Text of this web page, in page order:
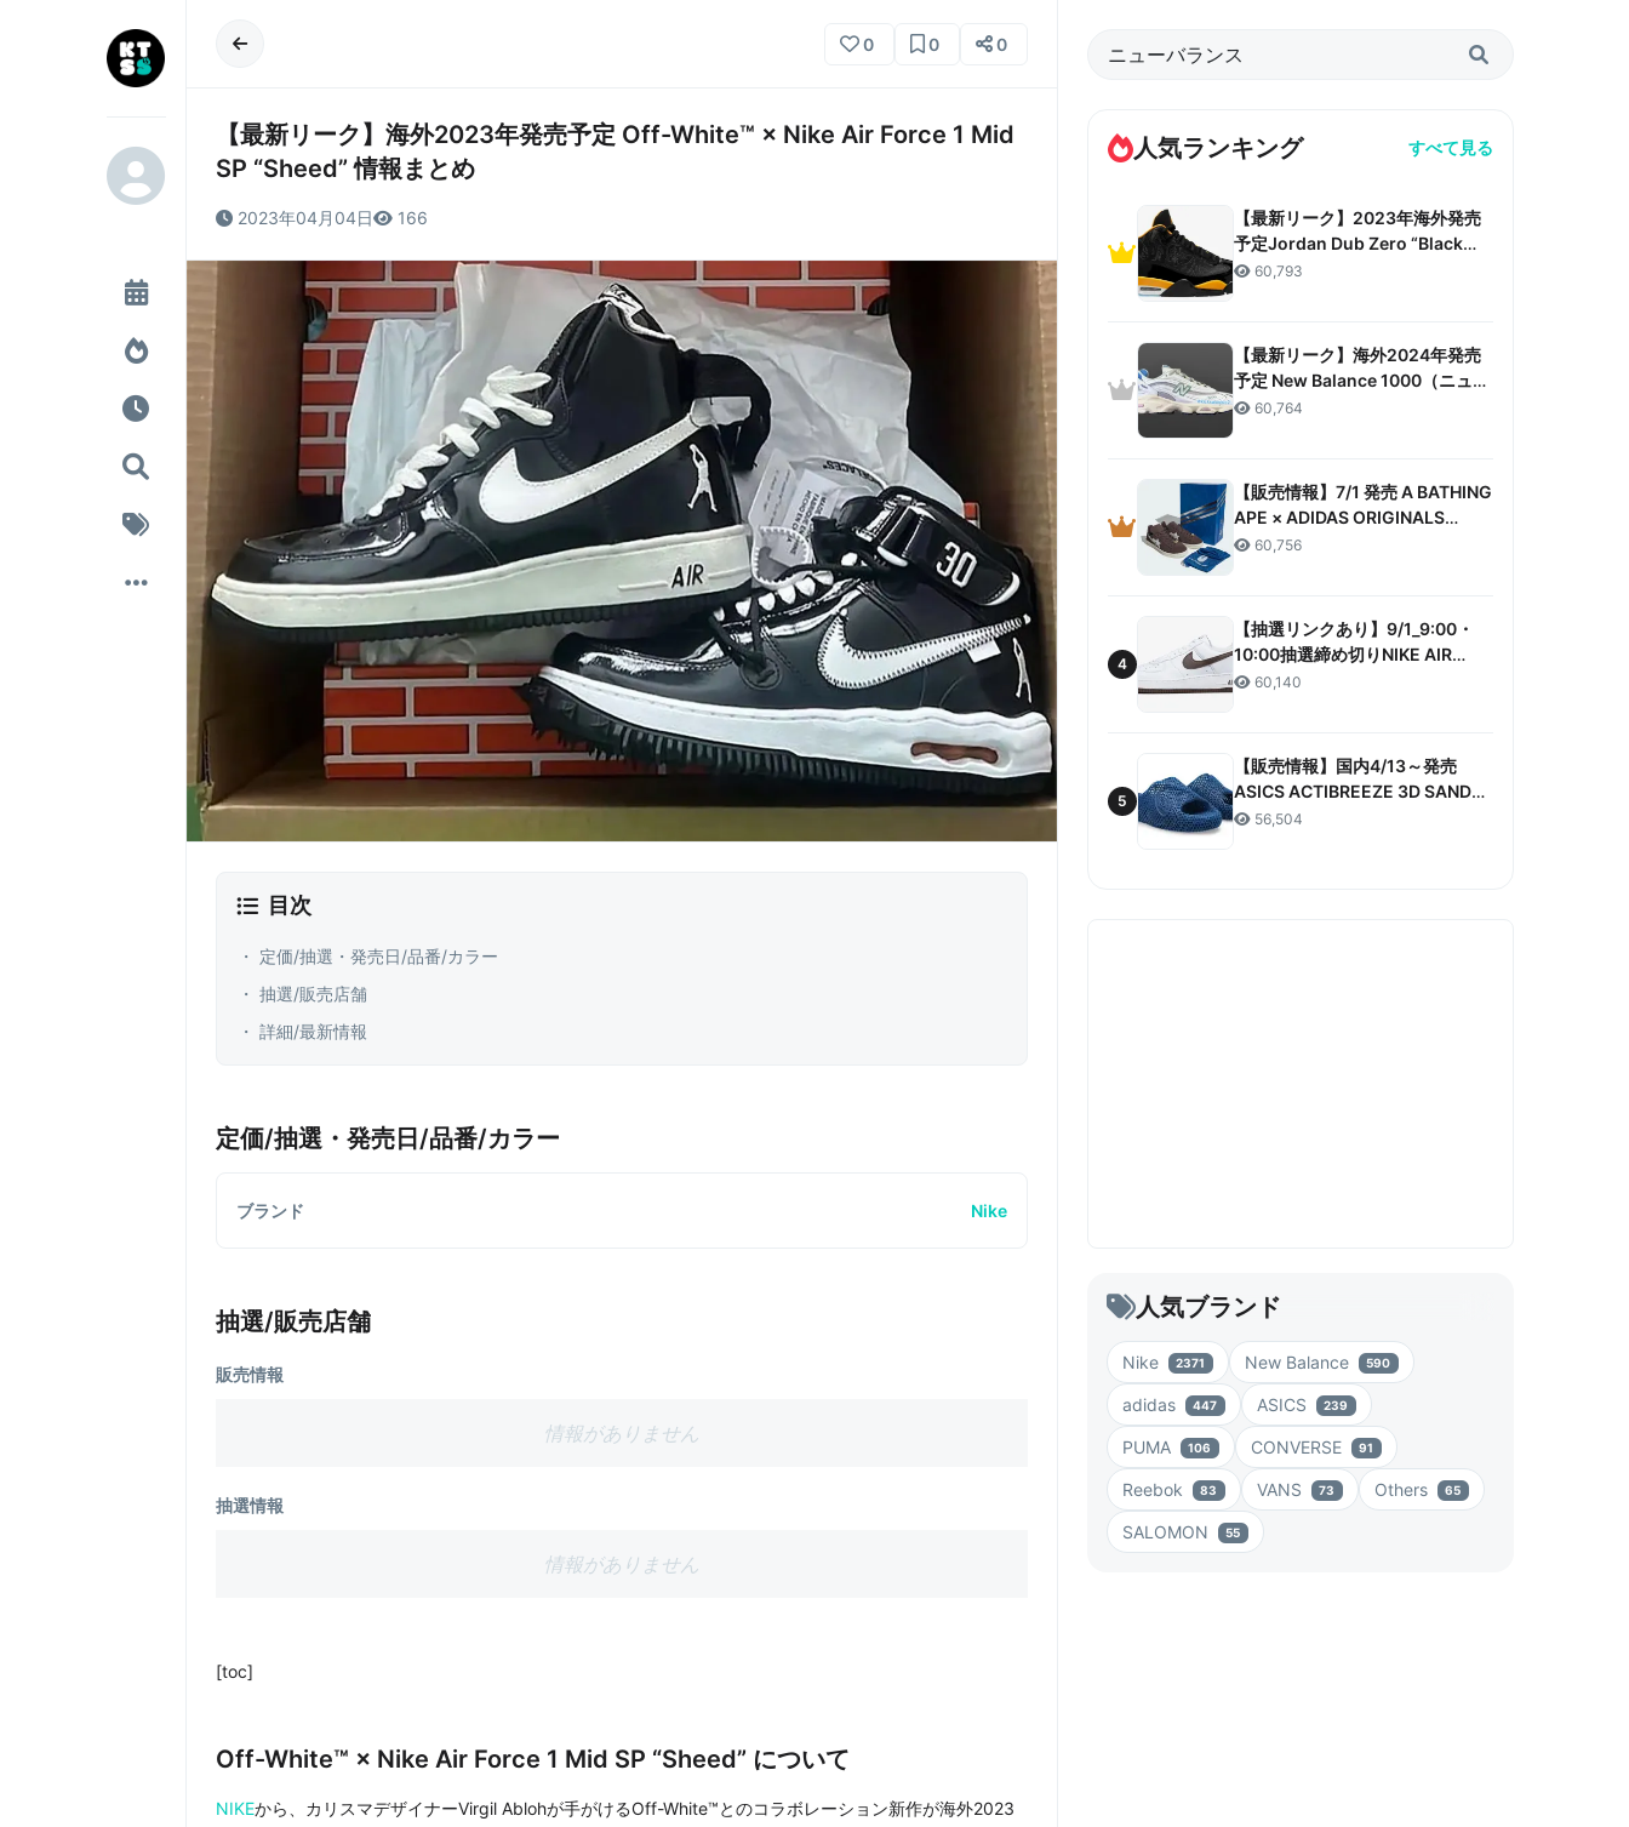
0 0 0
【最新リーク】海外2023年発売予定 Off-White™ × Nike Air Force 1 Mid
SP “Sheed” 情報まとめ
2023年04月04日 166
目次
・ 定価/抽選・発売日/品番/カラー
・ 抽選/販売店舗
・ 詳細/最新情報
定価/抽選・発売日/品番/カラー
ブランド Nike
抽選/販売店舗
販売情報
情報がありません
抽選情報
情報がありません
[toc]
Off-White™ × Nike Air Force 1 Mid SP “Sheed” について
NIKEから、カリスマデザイナーVirgil Ablohが手がけるOff-White™とのコラボレーション新作が海外2023
人気ランキング すべて見る
【最新リーク】2023年海外発売
予定Jordan Dub Zero “Black
Taxi”リーク情報まとめ
60,793
【最新リーク】海外2024年発売
予定 New Balance 1000（ニュー
バランス 1000）リーク情報まと
60,764
【販売情報】7/1 発売 A BATHING
APE × ADIDAS ORIGINALS
CAMPUS 80S “30TH
60,756
4
【抽選リンクあり】9/1_9:00・
10:00抽選締め切りNIKE AIR
FORCE 1 LOW RETRO COLOR
60,140
5
【販売情報】国内4/13～発売
ASICS ACTIBREEZE 3D SANDAL
“MAKO BLUE” 販売/定価/店舗ま
56,504
人気ブランド
Nike 2371 New Balance 590
adidas 447 ASICS 239
PUMA 106 CONVERSE 91
Reebok 83 VANS 73 Others 65
SALOMON 55